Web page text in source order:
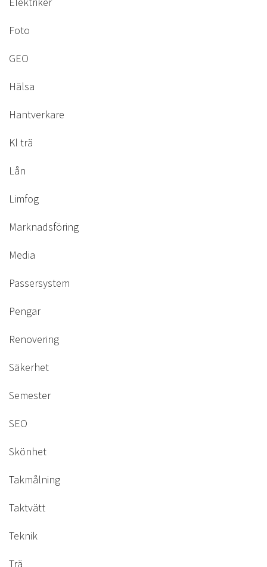
Foto
GEO
Hälsa
Hantverkare
Kl trä
Lån
Limfog
Marknadsföring
Media
Passersystem
Pengar
Renovering
Säkerhet
Semester
SEO
Skönhet
Takmålning
Taktvätt
Teknik
Trä